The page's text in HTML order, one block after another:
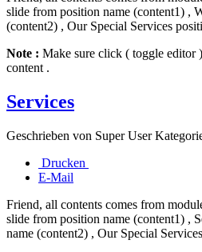
slide from position name (content1) ,
(content2) , Our Special Services
Note : Make sure click ( toggle editor
content .
Services
Geschrieben von Super User
Drucken
E-Mail
Friend, all contents comes from
slide from position name (content1) ,
name (content2) , Our Special